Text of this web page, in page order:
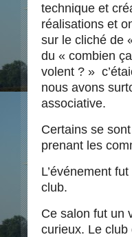
technique et
réalisations et
sur le cliché de
du « combien
volent ? »
nous avons
associative.
Certains se
prenant les
L’événement
club.
Ce salon fut un
curieux. Le club